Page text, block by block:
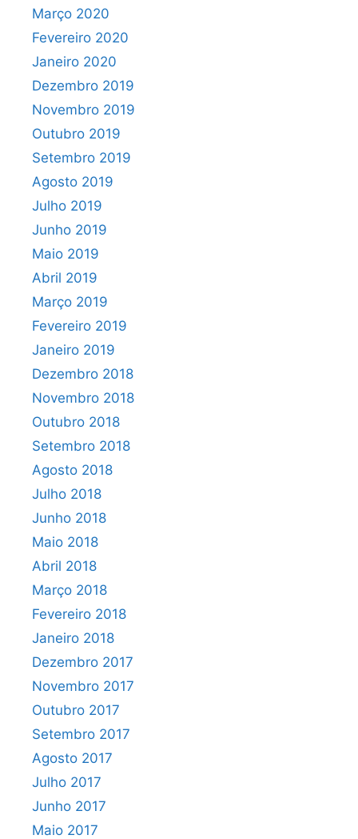
Março 2020
Fevereiro 2020
Janeiro 2020
Dezembro 2019
Novembro 2019
Outubro 2019
Setembro 2019
Agosto 2019
Julho 2019
Junho 2019
Maio 2019
Abril 2019
Março 2019
Fevereiro 2019
Janeiro 2019
Dezembro 2018
Novembro 2018
Outubro 2018
Setembro 2018
Agosto 2018
Julho 2018
Junho 2018
Maio 2018
Abril 2018
Março 2018
Fevereiro 2018
Janeiro 2018
Dezembro 2017
Novembro 2017
Outubro 2017
Setembro 2017
Agosto 2017
Julho 2017
Junho 2017
Maio 2017